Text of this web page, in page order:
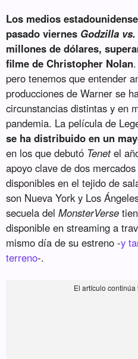
Los medios
pasado viernes Godzilla
millones de dólares,
filme de Christopher Nolan
pero tenemos que entender
producciones de Warner se
circunstancias distintas y en
pandemia. La película de
se ha distribuido en un
en los que debutó Tenetel
apoyo clave de dos
disponibles en el tejido de
son Nueva York y Los
secuela delMonsterVerse
disponible en streaming a
mismo día de su estreno -y
terreno-.